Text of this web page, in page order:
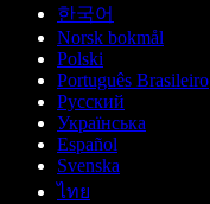
한국어
Norsk bokmål
Polski
Português Brasileiro
Русский
Українська
Español
Svenska
ไทย